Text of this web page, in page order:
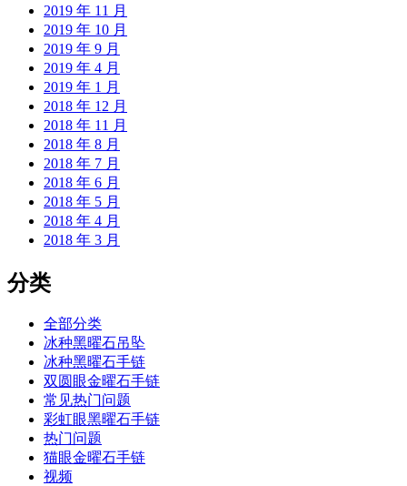
2019 年 11 月
2019 年 10 月
2019 年 9 月
2019 年 4 月
2019 年 1 月
2018 年 12 月
2018 年 11 月
2018 年 8 月
2018 年 7 月
2018 年 6 月
2018 年 5 月
2018 年 4 月
2018 年 3 月
分类
全部分类
冰种黑曜石吊坠
冰种黑曜石手链
双圆眼金曜石手链
常见热门问题
彩虹眼黑曜石手链
热门问题
猫眼金曜石手链
视频